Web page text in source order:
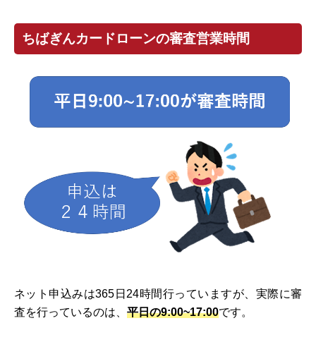
ちばぎんカードローンの審査営業時間
ネット申込みは365日24時間行っていますが、実際に審
査を行っているのは、 平日の9:00~17:00です。